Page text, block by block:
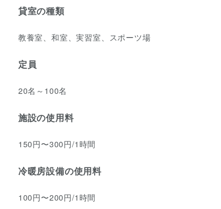
貸室の種類
教養室、和室、実習室、スポーツ場
定員
20名～100名
施設の使用料
150円〜300円/1時間
冷暖房設備の使用料
100円〜200円/1時間